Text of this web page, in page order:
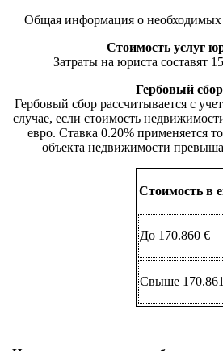
Общая информация о необходимых
Стоимость услуг
Затраты на юриста составят
Гербовый
Гербовый сбор рассчитывается с
случае, если стоимость
евро. Ставка 0.20% применяется
объекта недвижимости
Стоимость в
До 170.860 €
Свыше